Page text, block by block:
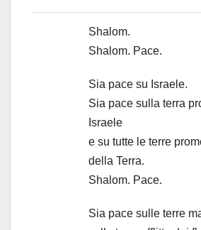
Shalom.
Shalom. Pace.
Sia pace su Israele.
Sia pace sulla terra
Israele
e su tutte le terre
della Terra.
Shalom. Pace.
Sia pace sulle terre